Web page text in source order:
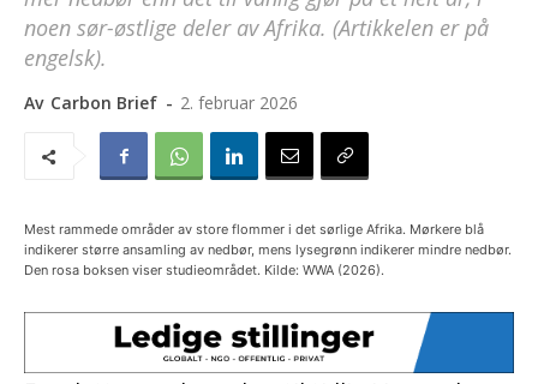
noen sør-østlige deler av Afrika. (Artikkelen er på
engelsk).
Av Carbon Brief - 2. februar 2026
Mest rammede områder av store flommer i det sørlige Afrika. Mørkere blå
indikerer større ansamling av nedbør, mens lysegrønn indikerer mindre nedbør.
Den rosa boksen viser studieområdet. Kilde: WWA (2026).